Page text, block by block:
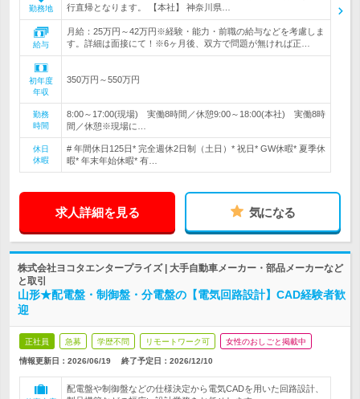
勤務地
行直帰となります。 【本社】 神奈川県…
給与
月給：25万円～42万円※経験・能力・前職の給与などを考慮しま
す。詳細は面接にて！※6ヶ月後、双方で問題が無ければ正…
初年度
年収
350万円～550万円
勤務
時間
8:00～17:00(現場) 実働8時間／休憩9:00～18:00(本社) 実働8時
間／休憩※現場に…
休日
休暇
# 年間休日125日* 完全週休2日制（土日）* 祝日* GW休暇* 夏季休
暇* 年末年始休暇* 有…
求人詳細を見る 気になる
株式会社ヨコタエンタープライズ | 大手自動車メーカー・部品メーカーなど
と取引
山形★配電盤・制御盤・分電盤の【電気回路設計】CAD経験者歓
迎
正社員 急募 学歴不問 リモートワーク可 女性のおしごと掲載中
情報更新日：2026/06/19 終了予定日： 2026/12/10
配電盤や制御盤などの仕様決定から電気CADを用いた回路設計、